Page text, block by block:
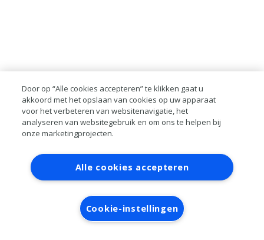
Contact Account aanvragen
Inloggen
RAI bestanden
Privacy
Algemene
voorwaarden
Verwerkersovereenkomst
Door op “Alle cookies accepteren” te klikken gaat u
akkoord met het opslaan van cookies op uw apparaat
voor het verbeteren van websitenavigatie, het
analyseren van websitegebruik en om ons te helpen bij
onze marketingprojecten.
Alle cookies accepteren
Cookie-instellingen